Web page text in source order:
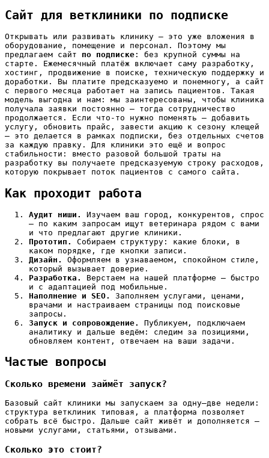
Сайт для ветклиники по подписке
Открывать или развивать клинику — это уже вложения в
оборудование, помещение и персонал. Поэтому мы
предлагаем сайт по подписке : без крупной суммы на
старте. Ежемесячный платёж включает саму разработку,
хостинг, продвижение в поиске, техническую поддержку и
доработки. Вы платите предсказуемо и понемногу, а сайт
с первого месяца работает на запись пациентов. Такая
модель выгодна и нам: мы заинтересованы, чтобы клиника
получала заявки постоянно — тогда сотрудничество
продолжается. Если что-то нужно поменять — добавить
услугу, обновить прайс, завести акцию к сезону клещей
— это делается в рамках подписки, без отдельных счетов
за каждую правку. Для клиники это ещё и вопрос
стабильности: вместо разовой большой траты на
разработку вы получаете предсказуемую строку расходов,
которую покрывает поток пациентов с самого сайта.
Как проходит работа
Аудит ниши.
Изучаем ваш город, конкурентов, спрос
— по каким запросам ищут ветеринара рядом с вами
и что предлагают другие клиники.
Прототип.
Собираем структуру: какие блоки, в
каком порядке, где кнопки записи.
Дизайн.
Оформляем в узнаваемом, спокойном стиле,
который вызывает доверие.
Разработка.
Верстаем на нашей платформе — быстро
и с адаптацией под мобильные.
Наполнение и SEO.
Заполняем услугами, ценами,
врачами и настраиваем страницы под поисковые
запросы.
Запуск и сопровождение.
Публикуем, подключаем
аналитику и дальше ведём: следим за позициями,
обновляем контент, отвечаем на ваши задачи.
Частые вопросы
Сколько времени займёт запуск?
Базовый сайт клиники мы запускаем за одну–две недели:
структура ветклиник типовая, а платформа позволяет
собрать всё быстро. Дальше сайт живёт и дополняется —
новыми услугами, статьями, отзывами.
Сколько это стоит?